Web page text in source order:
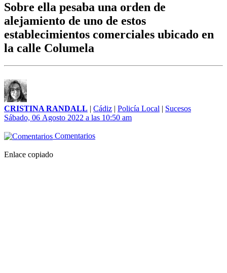
Sobre ella pesaba una orden de
alejamiento de uno de estos
establecimientos comerciales ubicado en
la calle Columela
CRISTINA RANDALL | Cádiz | Policía Local | Sucesos
Sábado, 06 Agosto 2022 a las 10:50 am
Comentarios
Enlace copiado